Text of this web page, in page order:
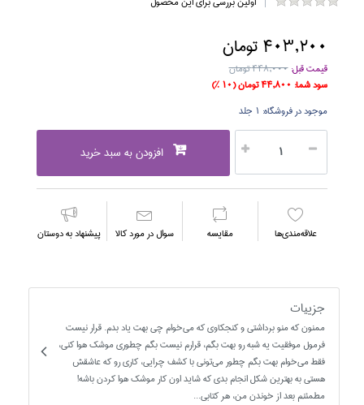
403,200 تومان
قیمت قبل: 448,000 تومان
سود شما: 44,800 تومان
(10 %)
موجود در فروشگاه: 1 جلد
افزودن به سبد خرید
علاقه‌مندي‌ها مقايسه سوال در مورد كالا پیشنهاد به دوستان
جزییات
ممنون كه منو برداشتي و كنجكاوي كه مي‌خوام چي بهت ياد بدم. قرار نيست
فرمول موفقيت يه شبه رو بهت بگم، قرارم نيست بگم چطوري موشك هوا كني،
فقط مي‌خوام بهت بگم چطور مي‌توني با كشف چرايي، كاري رو كه عاشقش
هستي به بهترين شكل انجام بدي كه شايد اون كار موشك هوا كردن باشه!
مطمئنم بعد از خوندن من، هر كتابي...